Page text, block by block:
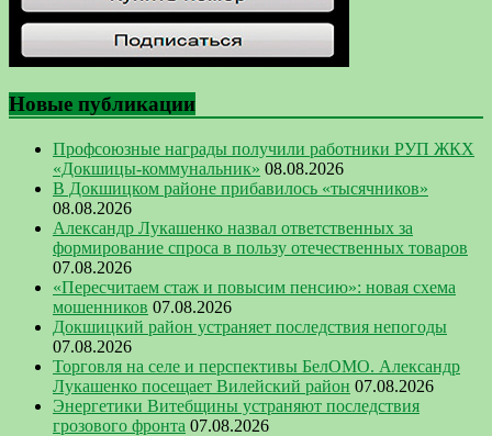
Новые публикации
Профсоюзные награды получили работники РУП ЖКХ
«Докшицы-коммунальник» 08.08.2026
В Докшицком районе прибавилось «тысячников»
08.08.2026
Александр Лукашенко назвал ответственных за
формирование спроса в пользу отечественных товаров
07.08.2026
«Пересчитаем стаж и повысим пенсию»: новая схема
мошенников 07.08.2026
Докшицкий район устраняет последствия непогоды
07.08.2026
Торговля на селе и перспективы БелОМО. Александр
Лукашенко посещает Вилейский район 07.08.2026
Энергетики Витебщины устраняют последствия
грозового фронта 07.08.2026